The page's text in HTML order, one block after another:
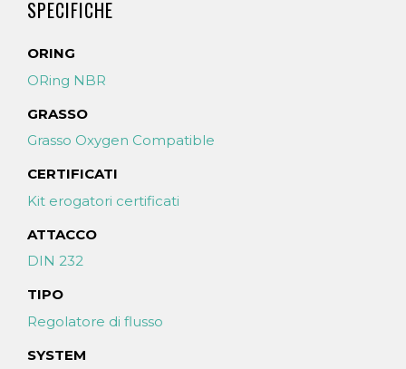
SPECIFICHE
ORING
ORing NBR
GRASSO
Grasso Oxygen Compatible
CERTIFICATI
Kit erogatori certificati
ATTACCO
DIN 232
TIPO
Regolatore di flusso
SYSTEM